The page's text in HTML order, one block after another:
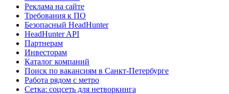
Реклама на сайте
Требования к ПО
Безопасный HeadHunter
HeadHunter API
Партнерам
Инвесторам
Каталог компаний
Поиск по вакансиям в Санкт-Петербурге
Работа рядом с метро
Сетка: соцсеть для нетворкинга